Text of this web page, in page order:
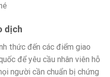
dịch
thức đến các điểm giao
để yêu cầu nhân viên hỗ
người cần chuẩn bị chứng